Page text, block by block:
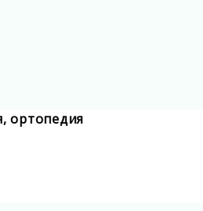
ортопедия